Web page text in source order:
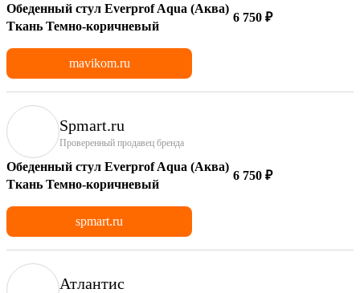
Обеденный стул Everprof Aqua (Аква)
Ткань Темно-коричневый
6 750 ₽
mavikom.ru
Spmart.ru
Проверенный продавец бренда
Обеденный стул Everprof Aqua (Аква)
Ткань Темно-коричневый
6 750 ₽
spmart.ru
Атлантис